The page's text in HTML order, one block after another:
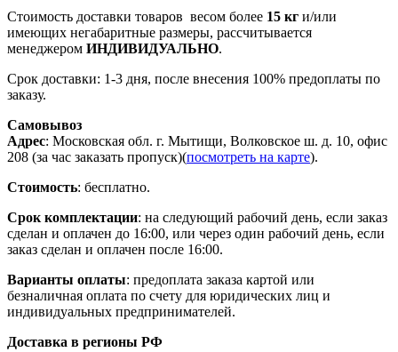
Стоимость доставки товаров весом более 15 кг и/или
имеющих негабаритные размеры, рассчитывается
менеджером ИНДИВИДУАЛЬНО.
Срок доставки: 1-3 дня, после внесения 100% предоплаты по
заказу.
Самовывоз
Адрес: Московская обл. г. Мытищи, Волковское ш. д. 10, офис
208 (за час заказать пропуск)(посмотреть на карте).
Стоимость: бесплатно.
Срок комплектации: на следующий рабочий день, если заказ
сделан и оплачен до 16:00, или через один рабочий день, если
заказ сделан и оплачен после 16:00.
Варианты оплаты: предоплата заказа картой или
безналичная оплата по счету для юридических лиц и
индивидуальных предпринимателей.
Доставка в регионы РФ